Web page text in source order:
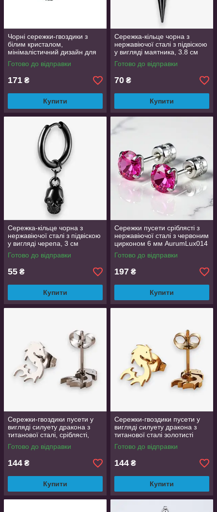
Чорні сережки-гвоздики з
білим кристалом,
мінімалістичний дизайн для
вечірок
Готово до відправки
171 ₴
Купити
Сережка-кільце чорна з
нержавіючої сталі з підвіскою
у вигляді маятника, 3.8 см
Готово до відправки
70 ₴
Купити
Сережка-кільце чорна з
нержавіючої сталі з підвіскою
у вигляді черепа, 3 см
Готово до відправки
55 ₴
Купити
Сережки пусети сріблясті з
нержавіючої сталі з червоним
цирконом 6 мм AurumLux014
Готово до відправки
197 ₴
Купити
Сережки-гвоздики пусети у
вигляді силуету дракона з
титанової сталі, сріблясті,
гіпоалергенні, 1 см
Готово до відправки
144 ₴
Купити
Сережки-гвоздики пусети у
вигляді силуету дракона з
титанової сталі золотисті
гіпоалергенні 1 см
Готово до відправки
144 ₴
Купити